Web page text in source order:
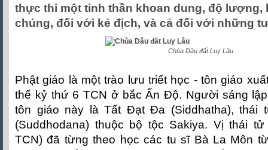
thực thi một tinh thần khoan dung, độ lượng,
chúng, đối với kẻ địch, và cả đối với những
Chùa Dâu đất Luy Lâu
Phật giáo là một trào lưu triết học - tôn giáo
thế kỷ thứ 6 TCN ở bắc Ấn Độ. Người sáng
tôn giáo này là Tất Đạt Đa (Siddhatha), thái
(Suddhodana) thuộc bộ tộc Sakiya. Vị thái
TCN) đã từng theo học các tu sĩ Bà La Môn